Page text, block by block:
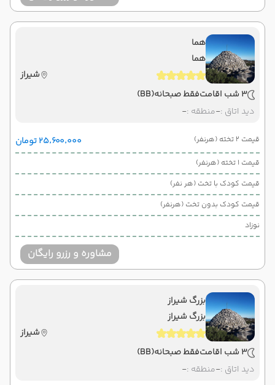
هما
هما
شیراز
3 شب اقامت
فقط صبحانه(BB)
دید اتاق :-منطقه :-
قیمت 2 تخته (هرنفر) ۲۵٬۶۰۰٬۰۰۰ تومان
قیمت 1 تخته (هرنفر)
قیمت کودک با تخت (هر نفر)
قیمت کودک بدون تخت (هرنفر)
نوزاد
مشاوره و رزرو رایگان
بزرگ شیراز
بزرگ شیراز
شیراز
3 شب اقامت
فقط صبحانه(BB)
دید اتاق :-منطقه :-